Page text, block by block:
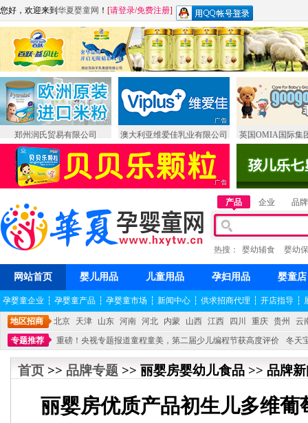
您好，欢迎来到 华夏婴童网 ！ [请登录/免费注册]
郑州润氏贸易有限公司 澳大利亚维爱佳乳业有限公司 英国OMIA国际集
产品 企业 品牌
热搜： 婴幼辅食 婴幼
网站首页 婴儿用品 儿童用品 孕妇用品 婴童店
孕婴童企业 ┆ 孕婴童产品 ┆ 孕婴童市场 ┆ 新闻中心 ┆ 供求招商代理 ┆ 开店指导 ┆
地区招商 北京 天津 山东 河南 河北 内蒙 山西 江西 四川 重庆 贵州
云
专题推荐
重磅！央视专题报道童程童美，第二届少儿编程节获高度评价
冬天
不能再单纯地销售产品,而要向增强服务转型,毕竟母婴产品比较特殊。”
妇幼广场
首页 >> 品牌专题 >> 丽婴房婴幼儿食品 >> 品牌
丽婴房优质产品初生儿多维葡